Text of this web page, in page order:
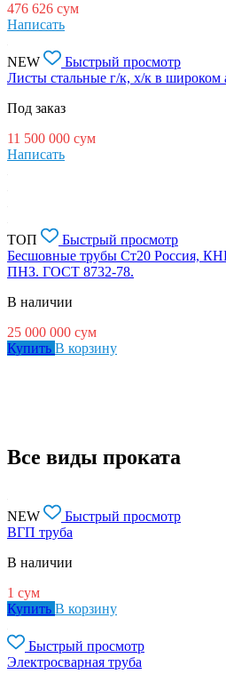
476 626 сум
Написать
NEW
Быстрый просмотр
Листы стальные г/к, х/к в широком
Под заказ
11 500 000 сум
Написать
ТОП
Быстрый просмотр
Бесшовные трубы Ст20 Россия,
ПНЗ. ГОСТ 8732-78.
В наличии
25 000 000 сум
Купить В корзину
Все виды проката
NEW
Быстрый просмотр
ВГП труба
В наличии
1 сум
Купить В корзину
Быстрый просмотр
Электросварная труба